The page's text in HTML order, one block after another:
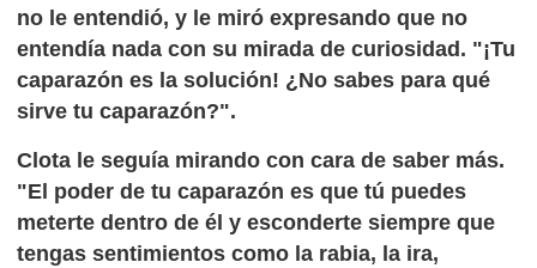
no le entendió, y le miró expresando que no
entendía nada con su mirada de curiosidad. "¡Tu
caparazón es la solución! ¿No sabes para qué
sirve tu caparazón?".
Clota le seguía mirando con cara de saber más.
"El poder de tu caparazón es que tú puedes
meterte dentro de él y esconderte siempre que
tengas sentimientos como la rabia, la ira,